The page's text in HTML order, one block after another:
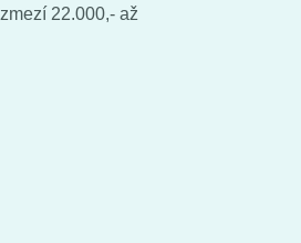
22.000,- až